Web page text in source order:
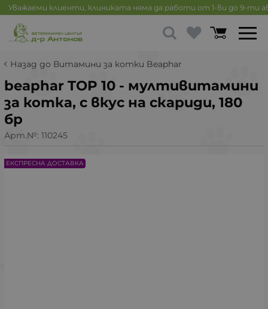
Уважаеми клиенти, клиниката няма да работи от 1-ви до 9-ти
Назад до Витамини за котки Beaphar
beaphar TOP 10 - мултивитамини
за котка, с вкус на скариди, 180
бр
Арт.№: 110245
ЕКСПРЕСНА ДОСТАВКА